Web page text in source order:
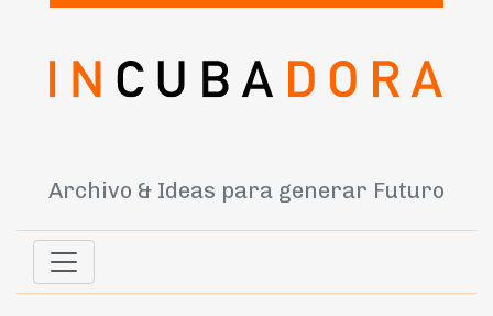
Archivo & Ideas para generar Futuro